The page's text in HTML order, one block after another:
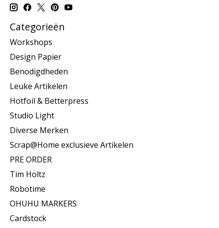
Categorieën
Workshops
Design Papier
Benodigdheden
Leuke Artikelen
Hotfoil & Betterpress
Studio Light
Diverse Merken
Scrap@Home exclusieve Artikelen
PRE ORDER
Tim Holtz
Robotime
OHUHU MARKERS
Cardstock